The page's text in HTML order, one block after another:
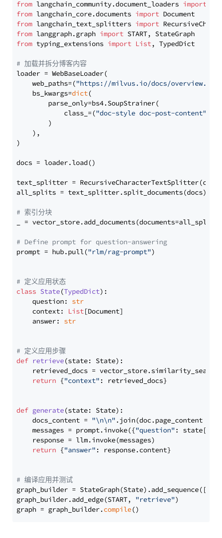
from langchain_community.document_loaders import
from langchain_core.documents import
from langchain_text_splitters import
from langgraph.graph import
from typing_extensions import List, TypedDict
# 加载并拆分博客内容
loader = WebBaseLoader(
    web_paths=(
"https://milvus.io/docs/overview.md"
    bs_kwargs=
dict(
        parse_only=bs4.SoupStrainer(
            class_=(
"doc-style doc-post-content"
        )
    ),
)
docs = loader.load()
text_splitter =
all_splits = text_splitter.split_documents(docs)
# 索引分块
_ = vector_store.add_documents(documents=all_splits)
# Define prompt for question-answering
prompt = hub.pull("rlm/rag-prompt")
# 定义应用状态
class State(TypedDict):
    question:
str
    context:
List[Document]
    answer:
str
# 定义应用步骤
def retrieve(state: State):
retrieved_docs =
return {"context" : retrieved_docs}
def generate(state: State):
    docs_content =
"\n\n" .join(doc.page_content
    messages = prompt.invoke({
"question" : state[
    response = llm.invoke(messages)
return {"answer" : response.content}
# 编译应用并测试
graph_builder =
graph_builder.add_edge(START, "retrieve")
graph = graph_builder.compile